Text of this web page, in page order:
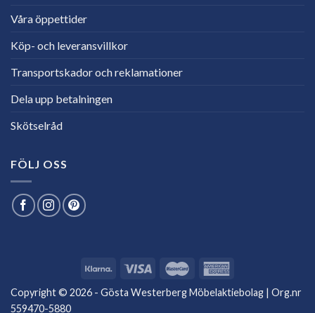
Våra öppettider
Köp- och leveransvillkor
Transportskador och reklamationer
Dela upp betalningen
Skötselråd
FÖLJ OSS
Copyright © 2026 - Gösta Westerberg Möbelaktiebolag | Org.nr
559470-5880